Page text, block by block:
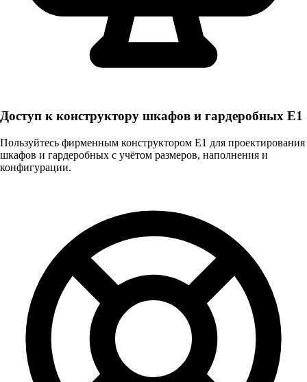
Доступ к конструктору шкафов и гардеробных E1
Пользуйтесь фирменным конструктором Е1 для проектирования
шкафов и гардеробных с учётом размеров, наполнения и
конфигурации.